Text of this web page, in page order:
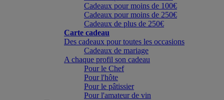
Cadeaux pour moins de 100€
Cadeaux pour moins de 250€
Cadeaux de plus de 250€
Carte cadeau
Des cadeaux pour toutes les occasions
Cadeaux de mariage
A chaque profil son cadeau
Pour le Chef
Pour l'hôte
Pour le pâtissier
Pour l'amateur de vin